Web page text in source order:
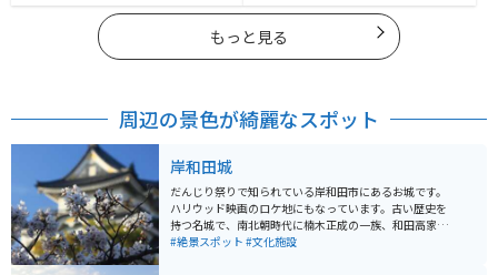
もっと見る
周辺の景色が綺麗なスポット
岸和田城
だんじり祭りで知られている岸和田市にあるお城です。
ハリウッド映画のロケ地にもなっています。古い歴史を
持つ名城で、南北朝時代に楠木正成の一族、和田高家に
よって築かれました。その後、羽柴秀吉の紀州征伐の結
#絶景スポット #文化施設